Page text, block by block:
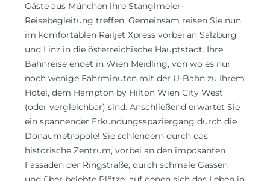
Gäste aus München ihre Stanglmeier-
Reisebegleitung treffen. Gemeinsam reisen Sie nun
im komfortablen Railjet Xpress vorbei an Salzburg
und Linz in die österreichische Hauptstadt. Ihre
Bahnreise endet in Wien Meidling, von wo es nur
noch wenige Fahrminuten mit der U-Bahn zu Ihrem
Hotel, dem Hampton by Hilton Wien City West
(oder vergleichbar) sind. Anschließend erwartet Sie
ein spannender Erkundungsspaziergang durch die
Donaumetropole! Sie schlendern durch das
historische Zentrum, vorbei an den imposanten
Fassaden der Ringstraße, durch schmale Gassen